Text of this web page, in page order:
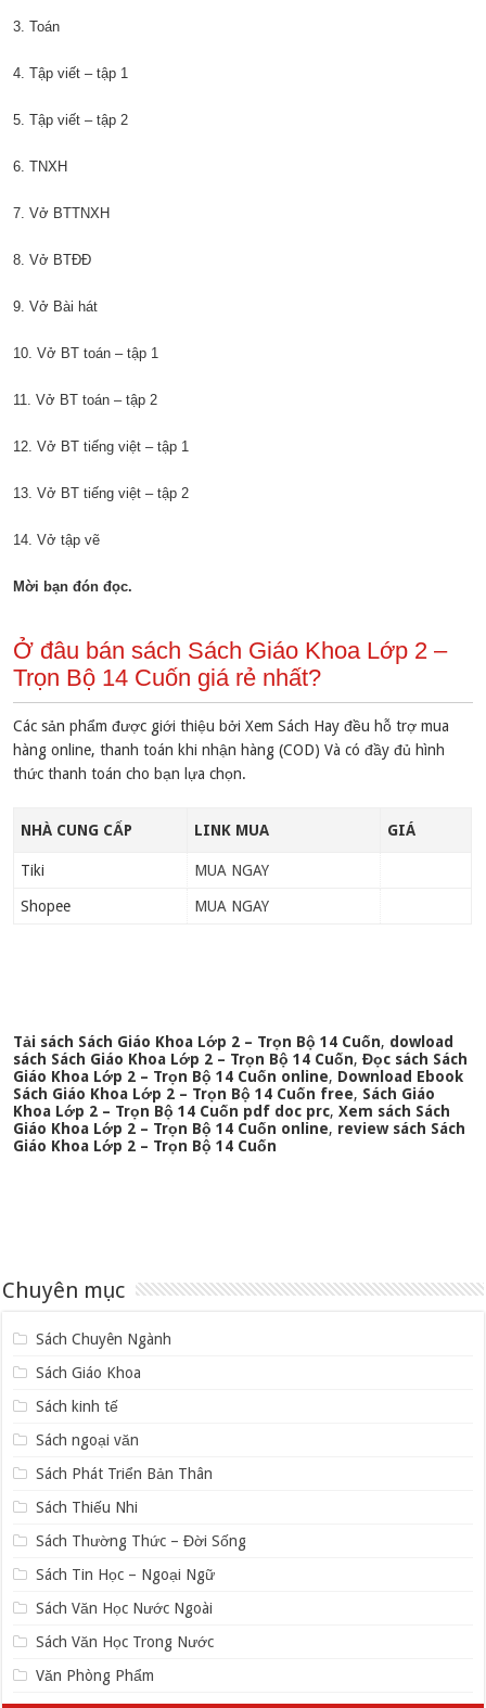
3. Toán
4. Tập viết – tập 1
5. Tập viết – tập 2
6. TNXH
7. Vở BTTNXH
8. Vở BTĐĐ
9. Vở Bài hát
10. Vở BT toán – tập 1
11. Vở BT toán – tập 2
12. Vở BT tiếng việt – tập 1
13. Vở BT tiếng việt – tập 2
14. Vở tập vẽ
Mời bạn đón đọc.
Ở đâu bán sách Sách Giáo Khoa Lớp 2 –
Trọn Bộ 14 Cuốn giá rẻ nhất?
Các sản phẩm được giới thiệu bởi Xem Sách Hay đều hỗ trợ mua
hàng online, thanh toán khi nhận hàng (COD) Và có đầy đủ hình
thức thanh toán cho bạn lựa chọn.
NHÀ CUNG CẤP LINK MUA GIÁ
Tiki MUA NGAY
Shopee MUA NGAY
Tải sách Sách Giáo Khoa Lớp 2 – Trọn Bộ 14 Cuốn, dowload
sách Sách Giáo Khoa Lớp 2 – Trọn Bộ 14 Cuốn,Đọc sách Sách
Giáo Khoa Lớp 2 – Trọn Bộ 14 Cuốn online, Download Ebook
Sách Giáo Khoa Lớp 2 – Trọn Bộ 14 Cuốn free, Sách Giáo
Khoa Lớp 2 – Trọn Bộ 14 Cuốn pdf doc prc,Xem sách Sách
Giáo Khoa Lớp 2 – Trọn Bộ 14 Cuốn online, review sách Sách
Giáo Khoa Lớp 2 – Trọn Bộ 14 Cuốn
Chuyên mục
Sách Chuyên Ngành
Sách Giáo Khoa
Sách kinh tế
Sách ngoại văn
Sách Phát Triển Bản Thân
Sách Thiếu Nhi
Sách Thường Thức – Đời Sống
Sách Tin Học – Ngoại Ngữ
Sách Văn Học Nước Ngoài
Sách Văn Học Trong Nước
Văn Phòng Phẩm